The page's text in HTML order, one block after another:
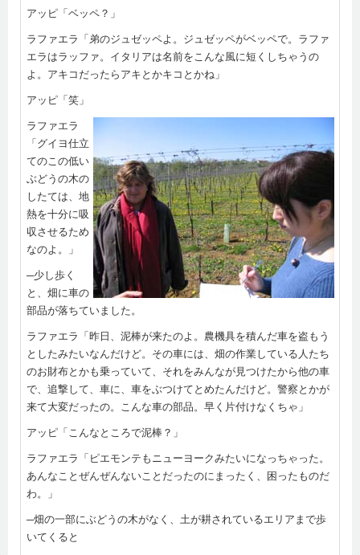
アッピ「ベッペ？」
ラファエラ「弟のジュゼッペよ。ジュゼッペがベッペで。ラファ
エラはラッファ。イタリアは名前をこんな風に短くしちゃうの
よ。アキコだったらアキとかキコとかね」
アッピ「笑」
ラファエラ
「グイヨ仕立
てのこの低い
ぶどうの木の
したては、地
熱を十分に吸
収させるため
なのよ。」
─少し歩く
と、畑に車の
部品が落ちていました。
ラファエラ「昨日、泥棒が来たのよ。農機具を積んだ車を盗もう
としたみたいなんだけど。その車には、畑の作業している人たち
のお財布とかも乗っていて、それをみんなが見つけたから他の車
で、追撃して、車に、車をぶつけてとめたんだけど。警察とかが
来て大変だったの。こんな車の部品。早く片付けなくちゃ」
アッピ「こんなところで泥棒？」
ラファエラ「ピエモンテもニューヨークみたいになっちゃった。
あんなことぜんぜんないことだったのにまったく、困ったものだ
わ。」
─畑の一部にぶどうの木がなく、土が耕されているエリアまで歩
いてくると